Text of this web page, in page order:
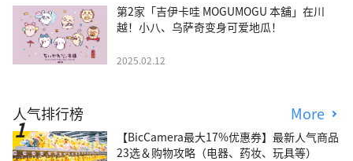
第2家「吉伊卡哇 MOGUMOGU 本舖」在川
越！小八、乌萨奇变身可爱地瓜！
2025.02.12
人气排行榜 More
【BicCamera最大17%优惠券】最新人气商品
23选＆购物攻略（电器、药妆、玩具等）